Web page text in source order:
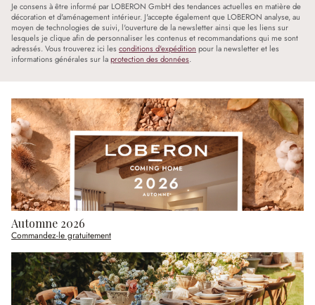
Je consens à être informé par LOBERON GmbH des tendances actuelles en matière de
décoration et d'aménagement intérieur. J'accepte également que LOBERON analyse, au
moyen de technologies de suivi, l'ouverture de la newsletter ainsi que les liens sur
lesquels je clique afin de personnaliser les contenus et recommandations qui me sont
adressés. Vous trouverez ici les conditions d'expédition pour la newsletter et les
informations générales sur laprotection des données.
Automne 2026
Commandez-le gratuitement